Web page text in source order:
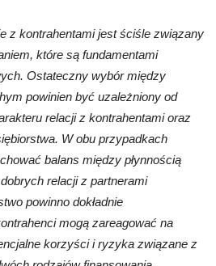
z kontrahentami jest ściśle związany
które są fundamentami
Ostateczny wybór między
powinien być uzależniony od
relacji z kontrahentami oraz
W obu przypadkach
balans między płynnością
relacji z partnerami
powinno dokładnie
mogą zareagować na
korzyści i ryzyka związane z